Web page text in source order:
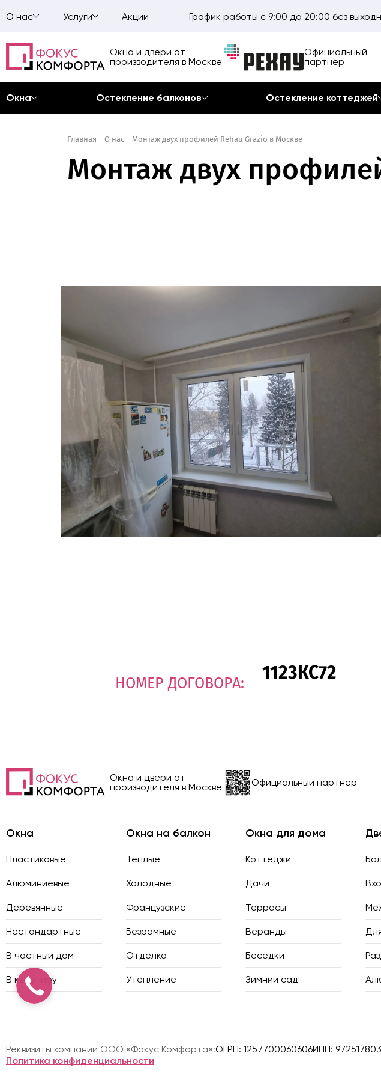
О нас Услуги Акции График работы с 9:00 до 20:00 без
Окна и двери от
производителя в Москве
Официальный
партнер
Окна Остекление балконов Остекление коттеджей
Главная – О нас – Монтаж двух профилей Rehau Grazio в Москве
Монтаж двух
НОМЕР ДОГОВОРА: 1123КС72
Окна и двери от
производителя в Москве
Официальный партнер
Окна
Пластиковые
Алюминиевые
Деревянные
Нестандартные
В частный дом
В квартиру
Окна на балкон
Теплые
Холодные
Французские
Безрамные
Отделка
Утепление
Окна для дома
Коттеджи
Дачи
Террасы
Веранды
Беседки
Зимний сад
Реквизиты компании ООО «Фокус Комфорта»:ОГРН: 1257700060606ИНН:
Политика конфиденциальности